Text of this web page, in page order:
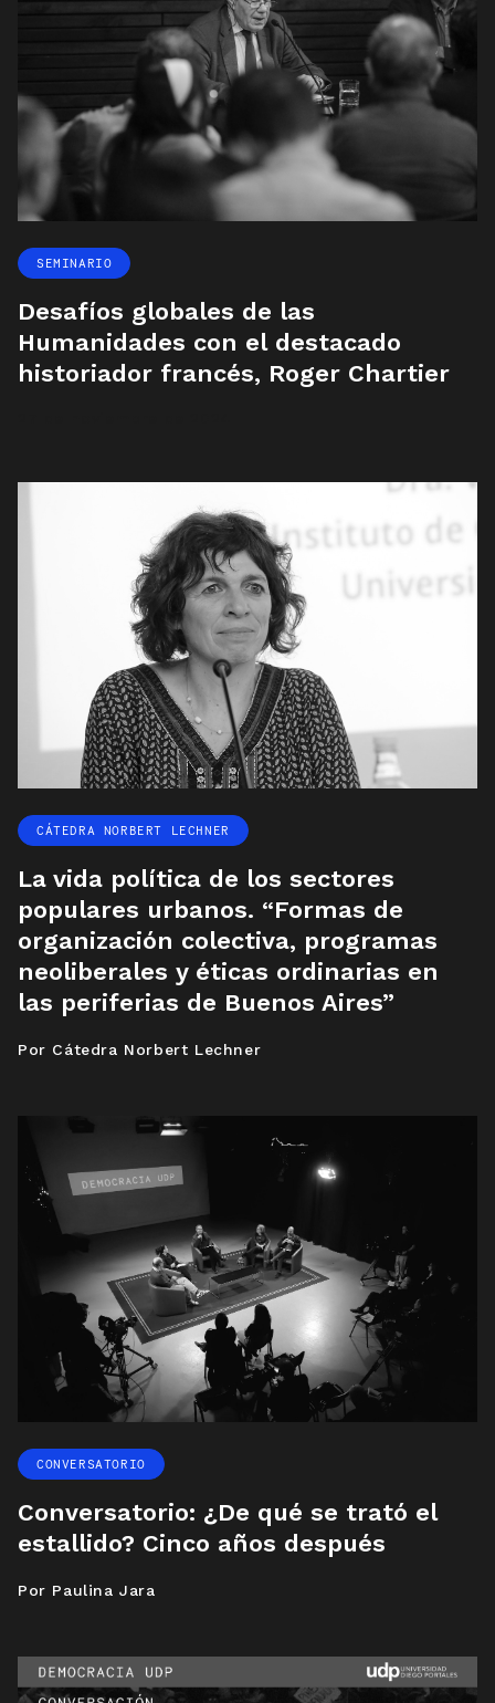
SEMINARIO
Desafíos globales de las
Humanidades con el destacado
historiador francés, Roger Chartier
CÁTEDRA NORBERT LECHNER
La vida política de los sectores
populares urbanos. “Formas de
organización colectiva, programas
neoliberales y éticas ordinarias en
las periferias de Buenos Aires”
Por Cátedra Norbert Lechner
CONVERSATORIO
Conversatorio: ¿De qué se trató el
estallido? Cinco años después
Por Paulina Jara